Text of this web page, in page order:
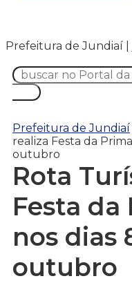
Prefeitura de Jundiaí |
Prefeitura de Jundiaí
realiza Festa da
outubro
Rota
Festa da
nos dias
outubro